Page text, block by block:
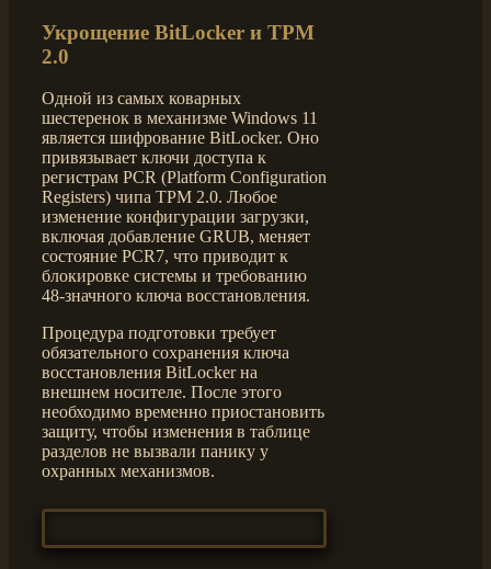
Укрощение BitLocker и TPM
2.0
Одной из самых коварных
шестеренок в механизме Windows 11
является шифрование BitLocker. Оно
привязывает ключи доступа к
регистрам PCR (Platform Configuration
Registers) чипа TPM 2.0. Любое
изменение конфигурации загрузки,
включая добавление GRUB, меняет
состояние PCR7, что приводит к
блокировке системы и требованию
48-значного ключа восстановления.
Процедура подготовки требует
обязательного сохранения ключа
восстановления BitLocker на
внешнем носителе. После этого
необходимо временно приостановить
защиту, чтобы изменения в таблице
разделов не вызвали панику у
охранных механизмов.